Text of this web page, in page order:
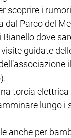
scoprire i
dal Parco del
dove
guidate
torcia
lungo i
anche per